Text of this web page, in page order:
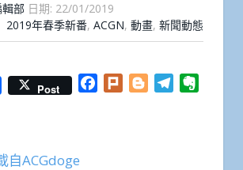
輯部 日期: 22/01/2019
2019年春季新番, ACGN, 動畫, 新聞動態
Post Facebook
Plurk BloggerTelegram
自ACGdoge